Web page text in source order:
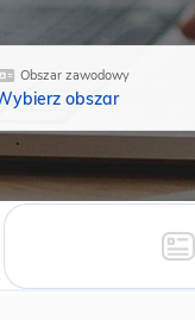
Obszar zawodowy
obszar